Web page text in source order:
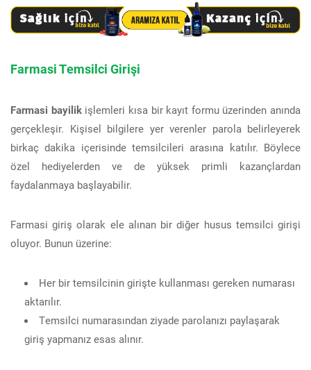
Farmasi Temsilci Girişi
Farmasi bayilik işlemleri kısa bir kayıt formu üzerinden anında
gerçekleşir. Kişisel bilgilere yer verenler parola belirleyerek
birkaç dakika içerisinde temsilcileri arasına katılır. Böylece
özel hediyelerden ve de yüksek primli kazançlardan
faydalanmaya başlayabilir.
Farmasi giriş olarak ele alınan bir diğer husus temsilci girişi
oluyor. Bunun üzerine:
Her bir temsilcinin girişte kullanması gereken numarası
aktarılır.
Temsilci numarasından ziyade parolanızı paylaşarak
giriş yapmanız esas alınır.